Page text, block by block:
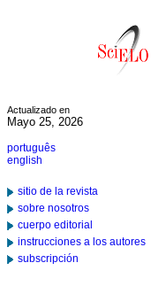
Actualizado en
Mayo 25, 2026
português
english
sitio de la revista
sobre nosotros
cuerpo editorial
instrucciones a los autores
subscripción